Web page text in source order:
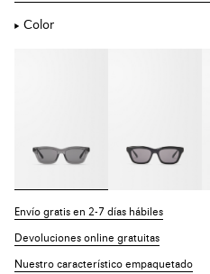
Color
Envío gratis en 2-7 días hábiles
Devoluciones online gratuitas
Nuestro característico empaquetado